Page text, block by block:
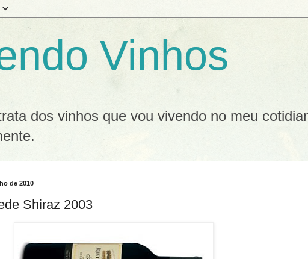
Vinhos
dos vinhos que vou vivendo no meu
de 2010
Shiraz 2003